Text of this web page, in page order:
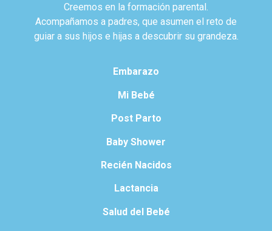
Creemos en la formación parental.
Acompañamos a padres, que asumen el reto de
guiar a sus hijos e hijas a descubrir su grandeza.
Embarazo
Mi Bebé
Post Parto
Baby Shower
Recién Nacidos
Lactancia
Salud del Bebé